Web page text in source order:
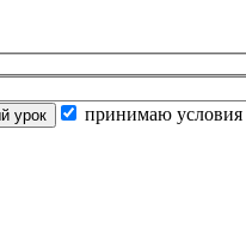
принимаю условия